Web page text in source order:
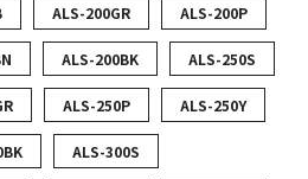
ALS-200GR ALS-200P
ALS-200BK ALS-250S
ALS-250P ALS-250Y
ALS-300S